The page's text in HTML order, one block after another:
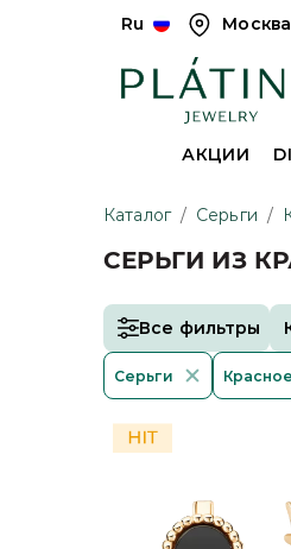
Ru Москва
АКЦИИ
Каталог / Серьги /
СЕРЬГИ ИЗ
Все фильтры
Серьги